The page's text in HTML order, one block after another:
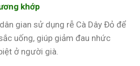
khớp
gian sử dụng rễ Cà Dây Đỏ để
uống, giúp giảm đau nhức
ở người già.